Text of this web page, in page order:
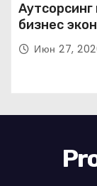
бизнес
Июн 27,